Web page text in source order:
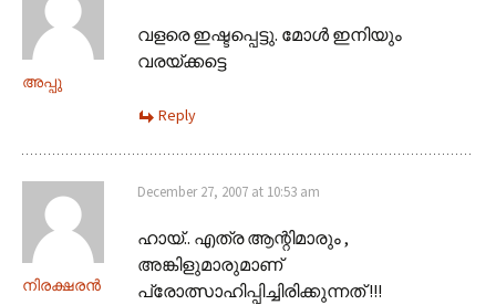
അപ്പു
വളരെ ഇഷ്ടപ്പെട്ടു. മോള്‍ ഇനിയും
വരയ്ക്കട്ടെ
Reply
നിരക്ഷരന്‍
December 27, 2007 at 10:53 am
ഹായ്.. എത്ര ആന്റിമാരും ,
അങ്കിളുമാരുമാണ്
പ്രോത്സാഹിപ്പിച്ചിരിക്കുന്നത് !!!